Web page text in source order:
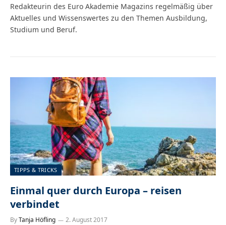
Redakteurin des Euro Akademie Magazins regelmäßig über
Aktuelles und Wissenswertes zu den Themen Ausbildung,
Studium und Beruf.
TIPPS & TRICKS
Einmal quer durch Europa – reisen
verbindet
ByTanja Höfling 2. August 2017